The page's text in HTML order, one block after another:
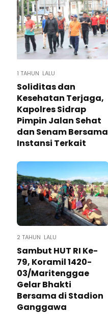
1 TAHUN LALU
Soliditas dan
Kesehatan Terjaga,
Kapolres Sidrap
Pimpin Jalan Sehat
dan Senam Bersama
Instansi Terkait
2 TAHUN LALU
Sambut HUT RI Ke-
79, Koramil 1420-
03/Maritenggae
Gelar Bhakti
Bersama di Stadion
Ganggawa